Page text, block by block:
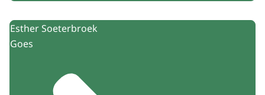
Esther Soeterbroek
Goes